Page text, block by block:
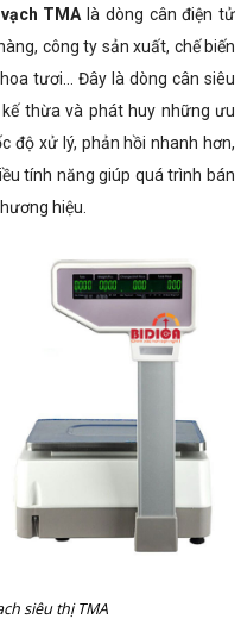
TMA là dòng cân điện tử
công ty sản xuất, chế biến
tươi… Đây là dòng cân siêu
thừa và phát huy những ưu
độ xử lý, phản hồi nhanh hơn,
tính năng giúp quá trình bán
hiệu.
siêu thị TMA